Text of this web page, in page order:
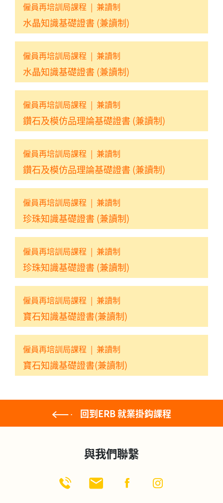
僱員再培訓局課程 | 兼讀制
水晶知識基礎證書 (兼讀制)
僱員再培訓局課程 | 兼讀制
水晶知識基礎證書 (兼讀制)
僱員再培訓局課程 | 兼讀制
鑽石及模仿品理論基礎證書 (兼讀制)
僱員再培訓局課程 | 兼讀制
鑽石及模仿品理論基礎證書 (兼讀制)
僱員再培訓局課程 | 兼讀制
珍珠知識基礎證書 (兼讀制)
僱員再培訓局課程 | 兼讀制
珍珠知識基礎證書 (兼讀制)
僱員再培訓局課程 | 兼讀制
寶石知識基礎證書(兼讀制)
僱員再培訓局課程 | 兼讀制
寶石知識基礎證書(兼讀制)
回到ERB 就業掛鈎課程
與我們聯繫